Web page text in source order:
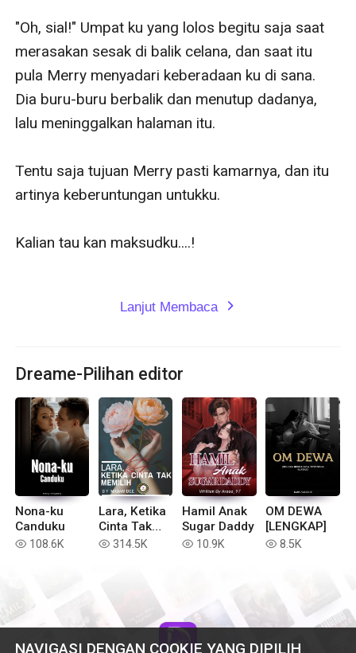
NAVIGASI DENGAN COOKIE YANG DIPILIH
Lanjut Membaca expand_more
Dreame-Pilihan editor
Nona-ku
Canduku
read 108.6K
Lara, Ketika
Cinta Tak
Memilih
read 314.5K
Hamil Anak
Sugar Daddy
read 10.9K
OM DEWA
[LENGKAP]
read 8.5K